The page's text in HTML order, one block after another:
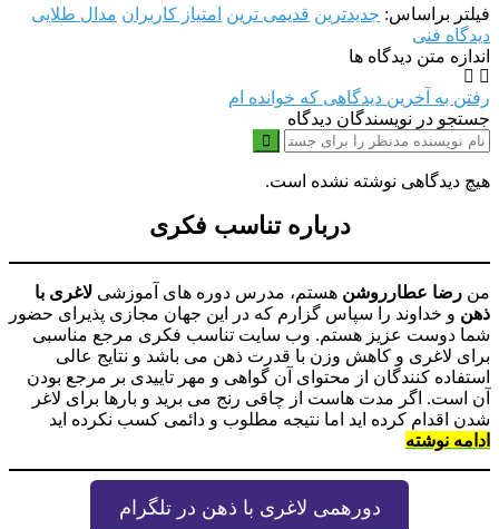
فیلتر براساس: جدیدترین قدیمی ترین امتیاز کاربران مدال طلایی
دیدگاه فنی
اندازه متن دیدگاه ها
رفتن به آخرین دیدگاهی که خوانده ام
جستجو در نویسندگان دیدگاه
هیچ دیدگاهی نوشته نشده است.
درباره تناسب فکری
من رضا عطارروشن هستم، مدرس دوره های آموزشی لاغری با
ذهن و خداوند را سپاس گزارم که در این جهان مجازی پذیرای حضور
شما دوست عزیز هستم. وب سایت تناسب فکری مرجع مناسبی
برای لاغری و کاهش وزن با قدرت ذهن می باشد و نتایج عالی
استفاده کنندگان از محتوای آن گواهی و مهر تاییدی بر مرجع بودن
آن است. اگر مدت هاست از چاقی رنج می برید و بارها برای لاغر
شدن اقدام کرده اید اما نتیجه مطلوب و دائمی کسب نکرده اید
ادامه نوشته
دورهمی لاغری با ذهن در تلگرام